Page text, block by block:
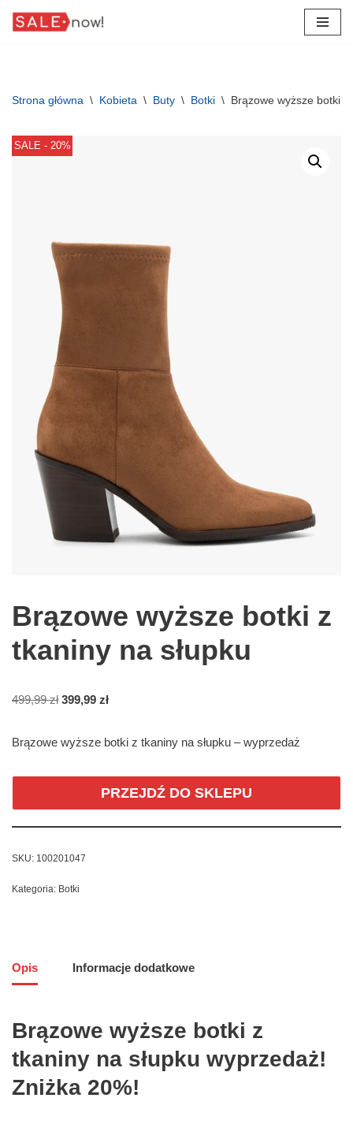
Strona główna \ Kobieta \ Buty \ Botki \ Brązowe wyższe botki z
SALE - 20%
Brązowe wyższe botki z
tkaniny na słupku
499,99zł 399,99 zł
Brązowe wyższe botki z tkaniny na słupku – wyprzedaż
PRZEJDŹ DO SKLEPU
SKU: 100201047
Kategoria: Botki
Opis Informacje dodatkowe
Brązowe wyższe botki z
tkaniny na słupku wyprzedaż!
Zniżka 20%!